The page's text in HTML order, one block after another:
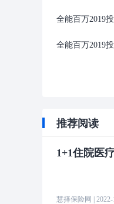
全能百万2019
全能百万2019
推荐阅读
1+1住院医
慧择保险网 |